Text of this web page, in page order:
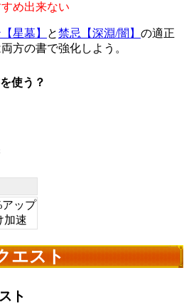
め出来ない
星墓】 と禁忌【深淵/闇】 の適正
方の書で強化しよう。
使う？
アップ
加速
エスト
ト